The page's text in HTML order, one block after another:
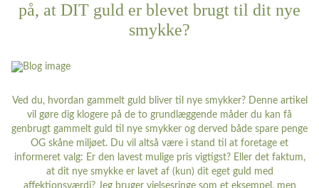
på, at DIT guld er blevet brugt til dit nye
smykke?
Ved du, hvordan gammelt guld bliver til nye smykker? Denne artikel
vil gøre dig klogere på de to grundlæggende måder du kan få
genbrugt gammelt guld til nye smykker og derved både spare penge
OG skåne miljøet. Du vil altså være i stand til at foretage et
informeret valg: Er den lavest mulige pris vigtigst? Eller det faktum,
at dit nye smykke er lavet af (kun) dit eget guld med
affektionsværdi? Jeg bruger vielsesringe som et eksempel, men